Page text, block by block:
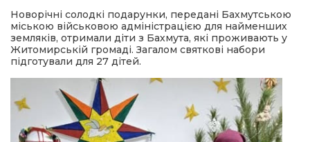
місія
Новорічні солодкі подарунки, передані Бахмутською
міською військовою адміністрацією для найменших
земляків, отримали діти з Бахмута, які проживають у
Житомирській громаді. Загалом святкові набори
підготували для 27 дітей.